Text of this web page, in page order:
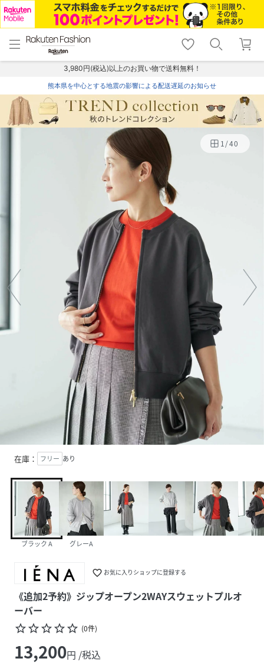
menu home
トップ
shopping_cart lock_outline
ログイン
3,980円(税込)以上のお買い物で送料無料！
熊本県を中心とする地震の影響による配送遅延のお知らせ
1/40
在庫： フリー あり
ブラック A グレーA
favorite_border お気に入りショップに登録する
《追加2予約》ジップオープン2WAYスウェットプルオ
ーバー
star_borderstar_borderstar_borderstar_borderstar_border (0件)
13,200円 /税込